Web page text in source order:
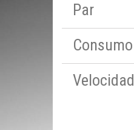
Par
Consumo
Velocidad